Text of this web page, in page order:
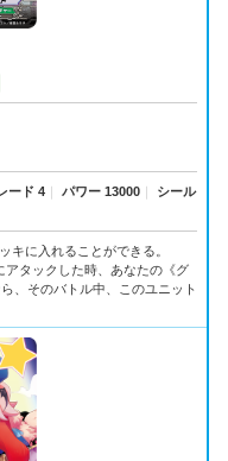
ード 4 ｜ パワー 13000 ｜
シール
キに入れることができる。
アタックした時、あなたの《グ
、そのバトル中、このユニット